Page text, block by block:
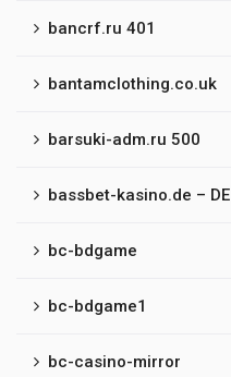
bancrf.ru 401
bantamclothing.co.uk
barsuki-adm.ru 500
bassbet-kasino.de – DE
bc-bdgame
bc-bdgame1
bc-casino-mirror